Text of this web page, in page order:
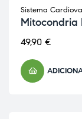
Sistema
Mitocondria
49,90 €